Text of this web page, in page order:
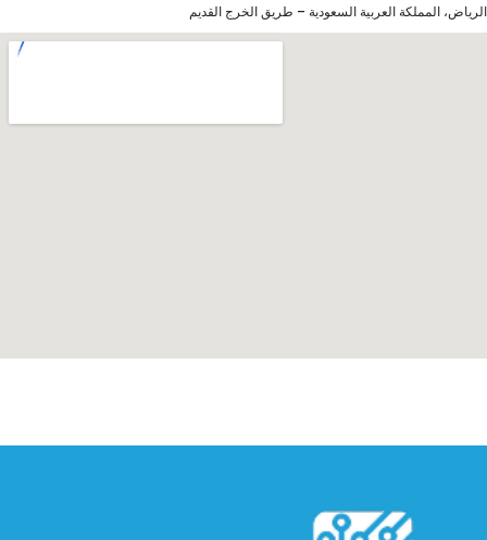
الرياض، المملكة العربية السعودية – طريق الخرج القديم